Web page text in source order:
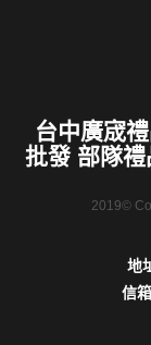
台中廣宬
批發 部隊
2019©
地
信